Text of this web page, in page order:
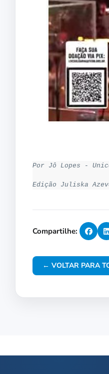
Por Jô Lopes -
Edição Juliska
Compartilhe:
← VOLTAR PARA